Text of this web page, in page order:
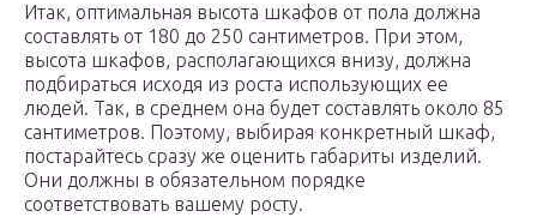
Итак, оптимальная высота шкафов от пола должна
составлять от 180 до 250 сантиметров. При этом,
высота шкафов, располагающихся внизу, должна
подбираться исходя из роста использующих ее
людей. Так, в среднем она будет составлять около 85
сантиметров. Поэтому, выбирая конкретный шкаф,
постарайтесь сразу же оценить габариты изделий.
Они должны в обязательном порядке
соответствовать вашему росту.